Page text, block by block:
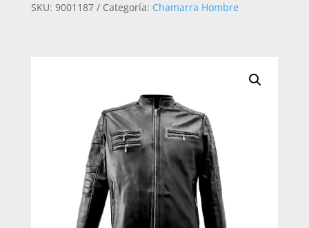
DOBLE
SKU: 9001187 Categoría: Chamarra Hombre